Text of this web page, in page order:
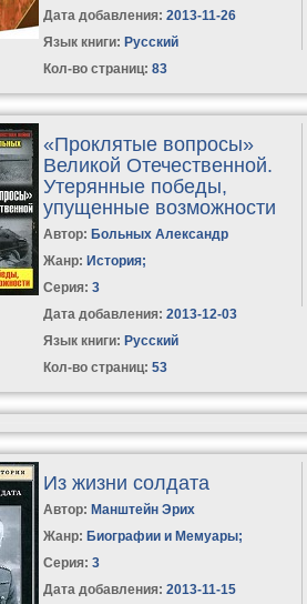
Дата добавления: 2013-11-26
Язык книги: Русский
Кол-во страниц: 83
«Проклятые вопросы»
Великой Отечественной.
Утерянные победы,
упущенные возможности
Автор: Больных Александр
Жанр: История;
Серия:3
Дата добавления: 2013-12-03
Язык книги: Русский
Кол-во страниц: 53
Из жизни солдата
Автор: Манштейн Эрих
Жанр: Биографии и Мемуары;
Серия:3
Дата добавления: 2013-11-15